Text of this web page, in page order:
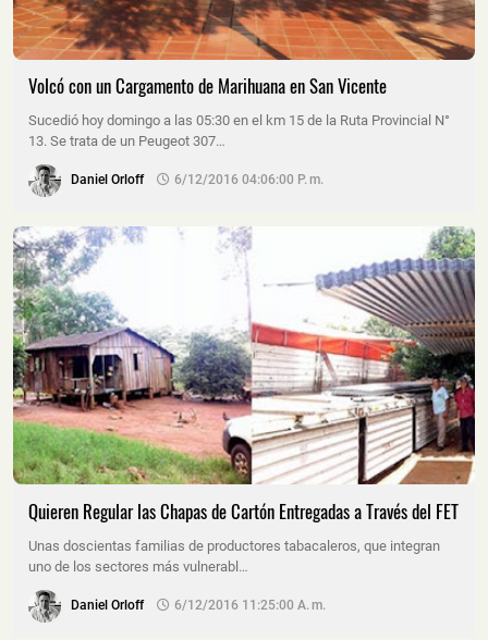
Volcó con un Cargamento de Marihuana en San Vicente
Sucedió hoy domingo a las 05:30 en el km 15 de la Ruta Provincial N°
13. Se trata de un Peugeot 307…
Daniel Orloff 6/12/2016 04:06:00 P. M.
Quieren Regular las Chapas de Cartón Entregadas a Través del FET
Unas doscientas familias de productores tabacaleros, que integran
uno de los sectores más vulnerabl…
Daniel Orloff 6/12/2016 11:25:00 A. M.